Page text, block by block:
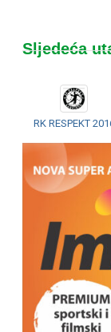
Sljedeća
RK RESPEKT